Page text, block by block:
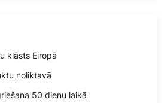
klāsts Eiropā
noliktavā
50 dienu laikā